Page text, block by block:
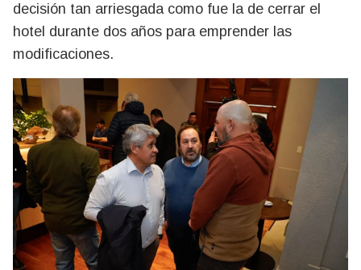
decisión tan arriesgada como fue la de cerrar el
hotel durante dos años para emprender las
modificaciones.